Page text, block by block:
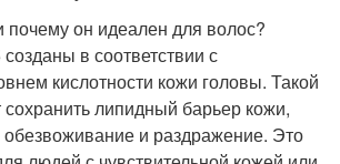
почему он идеален для волос?
в соответствии с
кислотности кожи головы. Такой
сохранить липидный барьер кожи,
и раздражение. Это